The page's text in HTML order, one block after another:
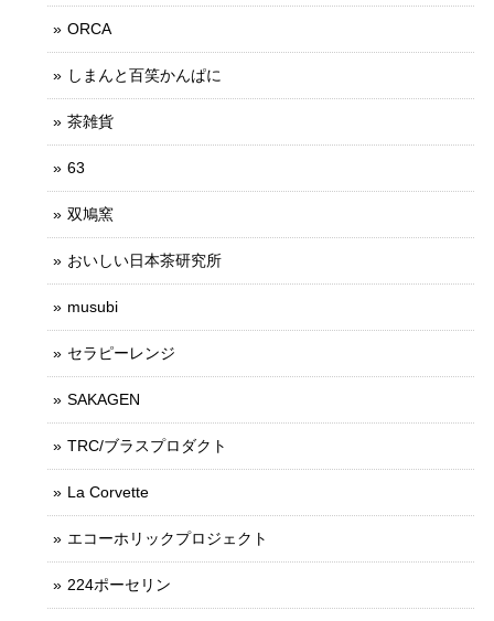
ORCA
しまんと百笑かんぱに
茶雑貨
63
双鳩窯
おいしい日本茶研究所
musubi
セラピーレンジ
SAKAGEN
TRC/ブラスプロダクト
La Corvette
エコーホリックプロジェクト
224ポーセリン